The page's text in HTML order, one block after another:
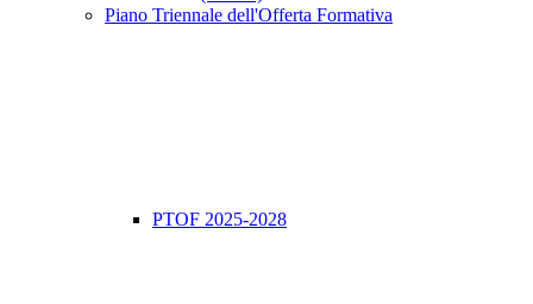
Piano Triennale dell'Offerta Formativa
PTOF 2025-2028